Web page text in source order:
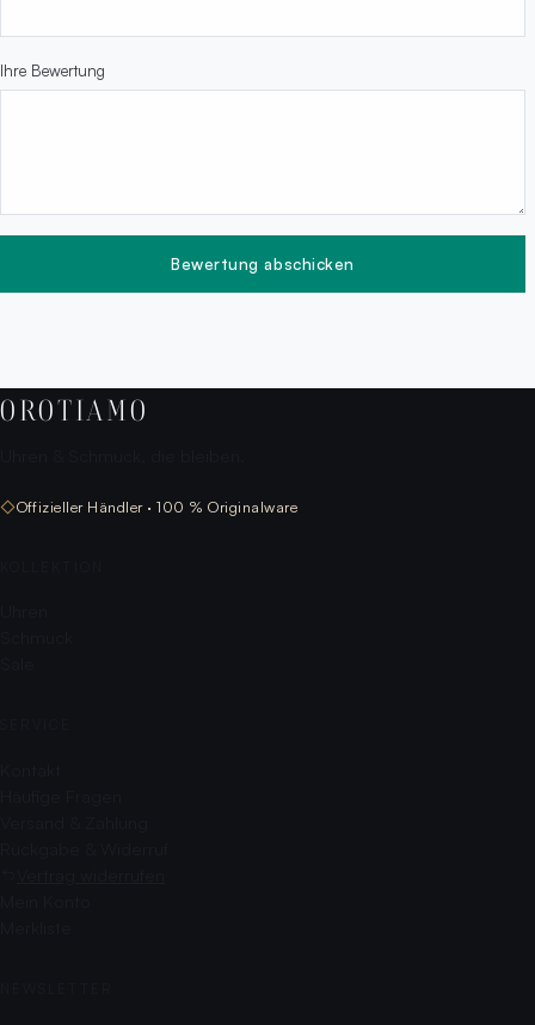
Ihre Bewertung
Bewertung abschicken
OROTIAMO
◇Offizieller Händler · 100 % Originalware